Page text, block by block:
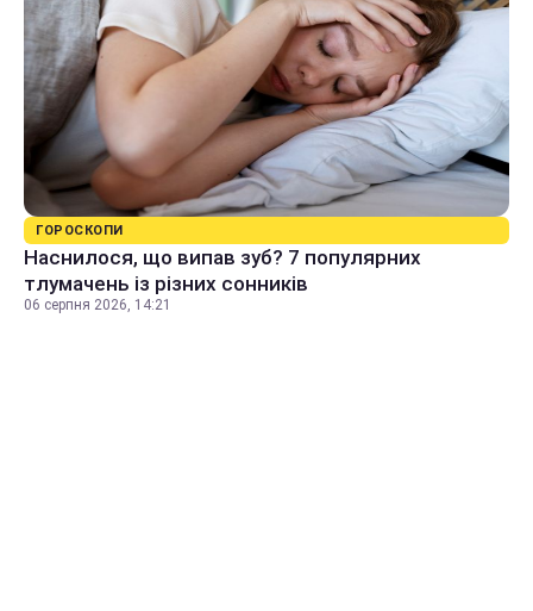
ГОРОСКОПИ
Наснилося, що випав зуб? 7 популярних
тлумачень із різних сонників
06 серпня 2026, 14:21